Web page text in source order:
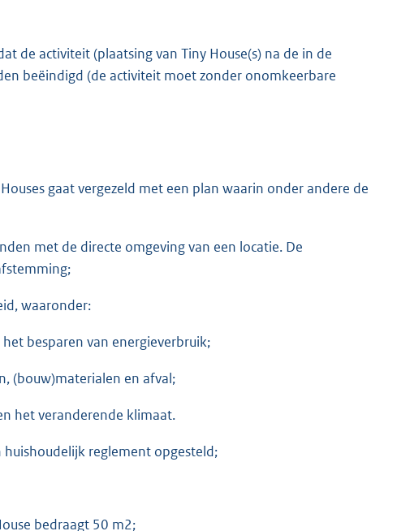
de activiteit (plaatsing van Tiny House(s) na de in de
beëindigd (de activiteit moet zonder onomkeerbare
gaat vergezeld met een plan waarin onder andere de
met de directe omgeving van een locatie. De
waaronder:
besparen van energieverbruik;
(bouw)materialen en afval;
het veranderende klimaat.
reglement opgesteld;
bedraagt 50 m2;